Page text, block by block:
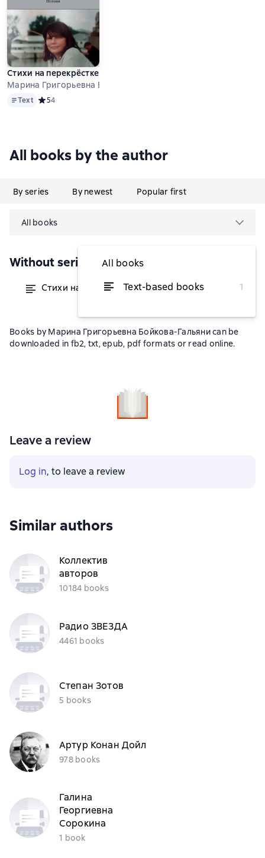
Стихи на перекрёстке. Поэзия
Марина Григорьевна Бойкова-Гальяни
TextText Средний рейтинг 5 на основе 4 оценок
54
All books by the author
By series By newest Popular first
All books
All books
Text-based books
1
Without series
Стихи на перекрёстке. Поэзия from $1.47
Books by Марина Григорьевна Бойкова-Гальяни can be
downloaded in fb2, txt, epub, pdf formats or read online.
Leave a review
Log in, to leave a review
Similar authors
Коллектив
авторов
10184 books
Радио ЗВЕЗДА
4461 books
Степан Зотов
5 books
Артур Конан Дойл
978 books
Галина
Георгиевна
Сорокина
1 book